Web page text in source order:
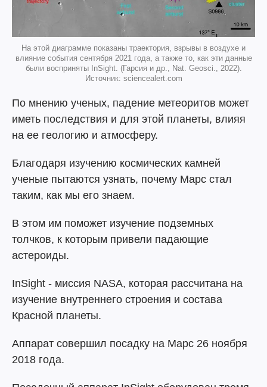
На этой диаграмме показаны траектория, взрывы в воздухе и
влияние события сентября 2021 года, а также то, как эти данные
были восприняты InSight. (Гарсия и др., Nat. Geosci., 2022).
Источник: sciencealert.com
По мнению ученых, падение метеоритов может
иметь последствия и для этой планеты, влияя
на ее геологию и атмосферу.
Благодаря изучению космических камней
ученые пытаются узнать, почему Марс стал
таким, как мы его знаем.
В этом им поможет изучение подземных
толчков, к которым привели падающие
астероиды.
InSight - миссия NASA, которая рассчитана на
изучение внутреннего строения и состава
Красной планеты.
Аппарат совершил посадку на Марс 26 ноября
2018 года.